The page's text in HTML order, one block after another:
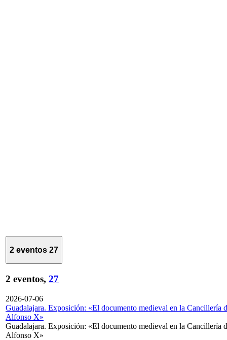
2 eventos 27
2 eventos, 27
2026-07-06
Guadalajara. Exposición: «El documento medieval en la Cancillería
Alfonso X»
Guadalajara. Exposición: «El documento medieval en la Cancillería
Alfonso X»